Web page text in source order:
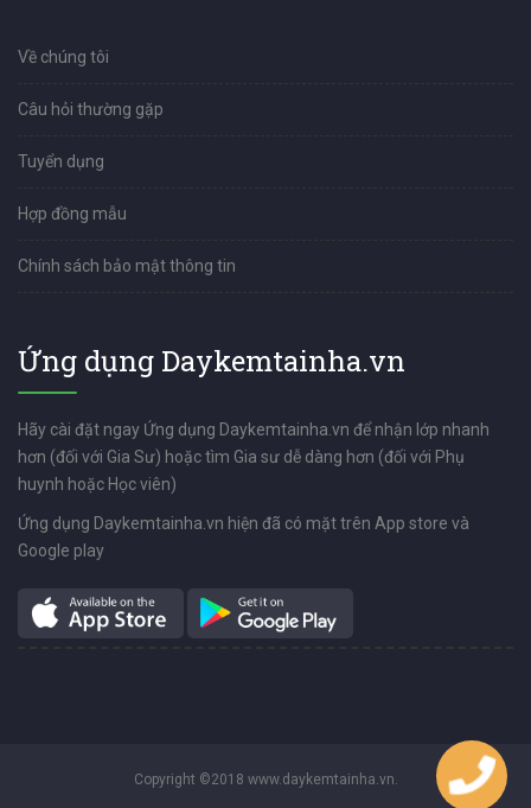
Về chúng tôi
Câu hỏi thường gặp
Tuyển dụng
Hợp đồng mẫu
Chính sách bảo mật thông tin
Ứng dụng Daykemtainha.vn
Hãy cài đặt ngay Ứng dụng Daykemtainha.vn để nhận lớp nhanh
hơn (đối với Gia Sư) hoặc tìm Gia sư dễ dàng hơn (đối với Phụ
huynh hoặc Học viên)
Ứng dụng Daykemtainha.vn hiện đã có mặt trên App store và
Google play
Copyright ©2018 www.daykemtainha.vn.